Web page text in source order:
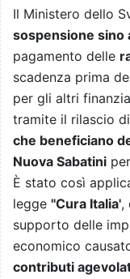
Il Ministero dello
sospensione
pagamento delle
scadenza prima
per gli altri
tramite il rilascio
che beneficiano
Nuova Sabatini
È stato così
legge ''Cura Italia',
supporto delle
economico
contributi